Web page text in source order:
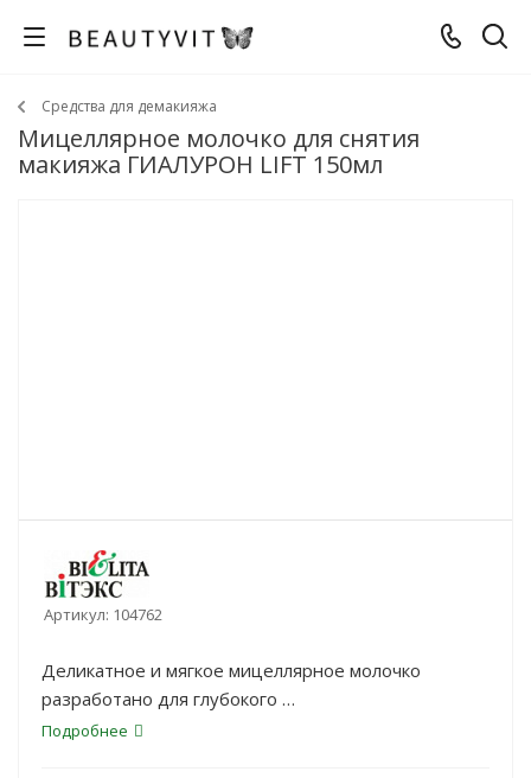
Средства для демакияжа
Мицеллярное молочко для снятия
макияжа ГИАЛУРОН LIFT 150мл
Артикул: 104762
Деликатное и мягкое мицеллярное молочко
разработано для глубокого
очищения кожи: эффективно и нежно снимает
Подробнее